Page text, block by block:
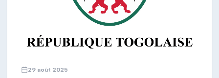
29 août 2025